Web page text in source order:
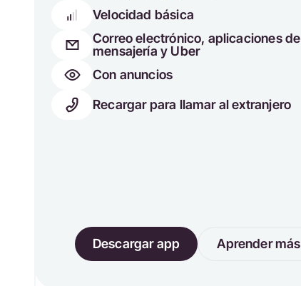
Velocidad básica
Correo electrónico, aplicaciones de
mensajería y Uber
Con anuncios
Recargar para llamar al extranjero
Descargar app Aprender más